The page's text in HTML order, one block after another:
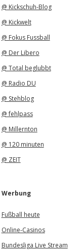
@ Kickschuh-Blog
@ Kickwelt
@ Fokus Fussball
@ Der Libero
@ Total beglubbt
@ Radio DU
@ Stehblog
@ fehlpass
@ Millernton
@ 120 minuten
@ ZEIT
Werbung
Fußball heute
Online-Casinos
Bundesliga Live Stream